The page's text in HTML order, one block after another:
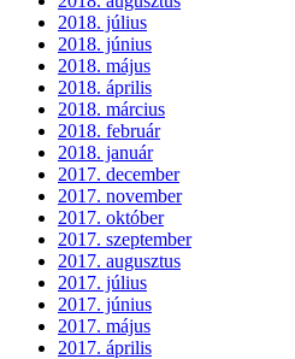
2018. július
2018. június
2018. május
2018. április
2018. március
2018. február
2018. január
2017. december
2017. november
2017. október
2017. szeptember
2017. augusztus
2017. július
2017. június
2017. május
2017. április